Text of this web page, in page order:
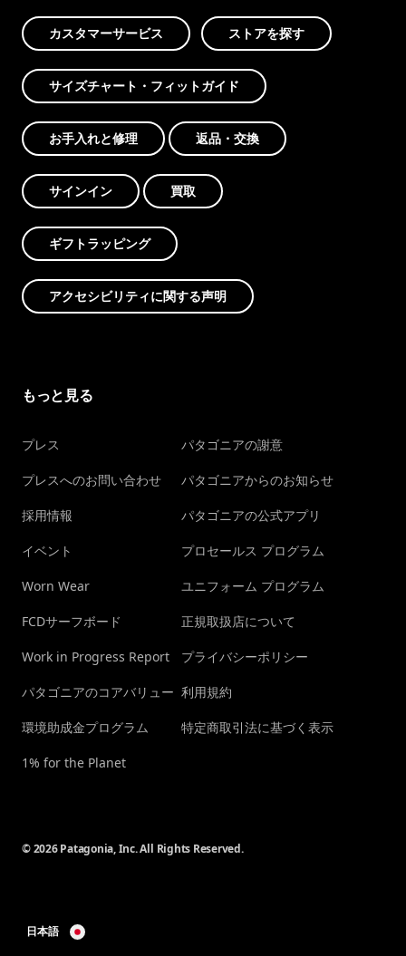
カスタマーサービス ストアを探す
サイズチャート・フィットガイド
お手入れと修理 返品・交換
サインイン 買取
ギフトラッピング
アクセシビリティに関する声明
もっと見る
プレス
プレスへのお問い合わせ
採用情報
イベント
Worn Wear
FCDサーフボード
Work in Progress Report
パタゴニアのコアバリュー
環境助成金プログラム
1% for the Planet
パタゴニアの謝意
パタゴニアからのお知らせ
パタゴニアの公式アプリ
プロセールス プログラム
ユニフォーム プログラム
正規取扱店について
プライバシーポリシー
利用規約
特定商取引法に基づく表示
© 2026 Patagonia, Inc. All Rights Reserved.
日本語